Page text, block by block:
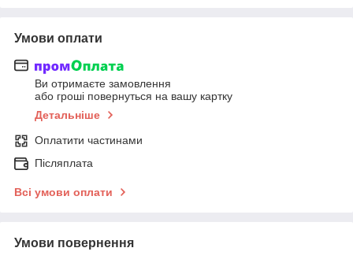
Умови оплати
Ви отримаєте замовлення
або гроші повернуться на вашу картку
Детальніше
Оплатити частинами
Післяплата
Всі умови оплати
Умови повернення